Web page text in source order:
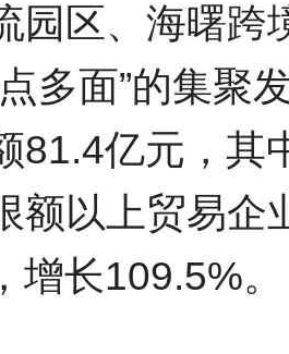
园区、海曙跨
多面”的集聚
81.4亿元，其
额以上贸易企
增长109.5%。